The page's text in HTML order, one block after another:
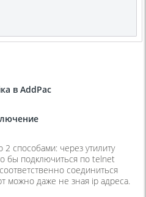
в AddPac
способами: через утилиту
бы подключиться по telnet
соединиться
можно даже не зная ip адреса.